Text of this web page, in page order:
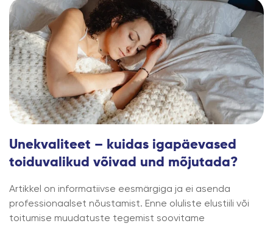
Unekvaliteet – kuidas igapäevased
toiduvalikud võivad und mõjutada?
Artikkel on informatiivse eesmärgiga ja ei asenda
professionaalset nõustamist. Enne oluliste elustiili või
toitumise muudatuste tegemist soovitame